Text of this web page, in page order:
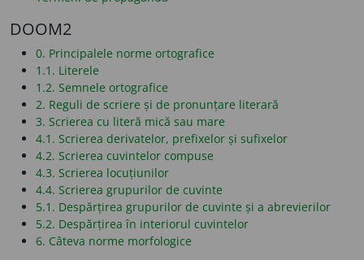
DOOM2
0. Principalele norme ortografice
1.1. Literele
1.2. Semnele ortografice
2. Reguli de scriere și de pronunțare literară
3. Scrierea cu literă mică sau mare
4.1. Scrierea derivatelor, prefixelor și sufixelor
4.2. Scrierea cuvintelor compuse
4.3. Scrierea locuțiunilor
4.4. Scrierea grupurilor de cuvinte
5.1. Despărțirea grupurilor de cuvinte și a abrevierilor
5.2. Despărțirea în interiorul cuvintelor
6. Câteva norme morfologice